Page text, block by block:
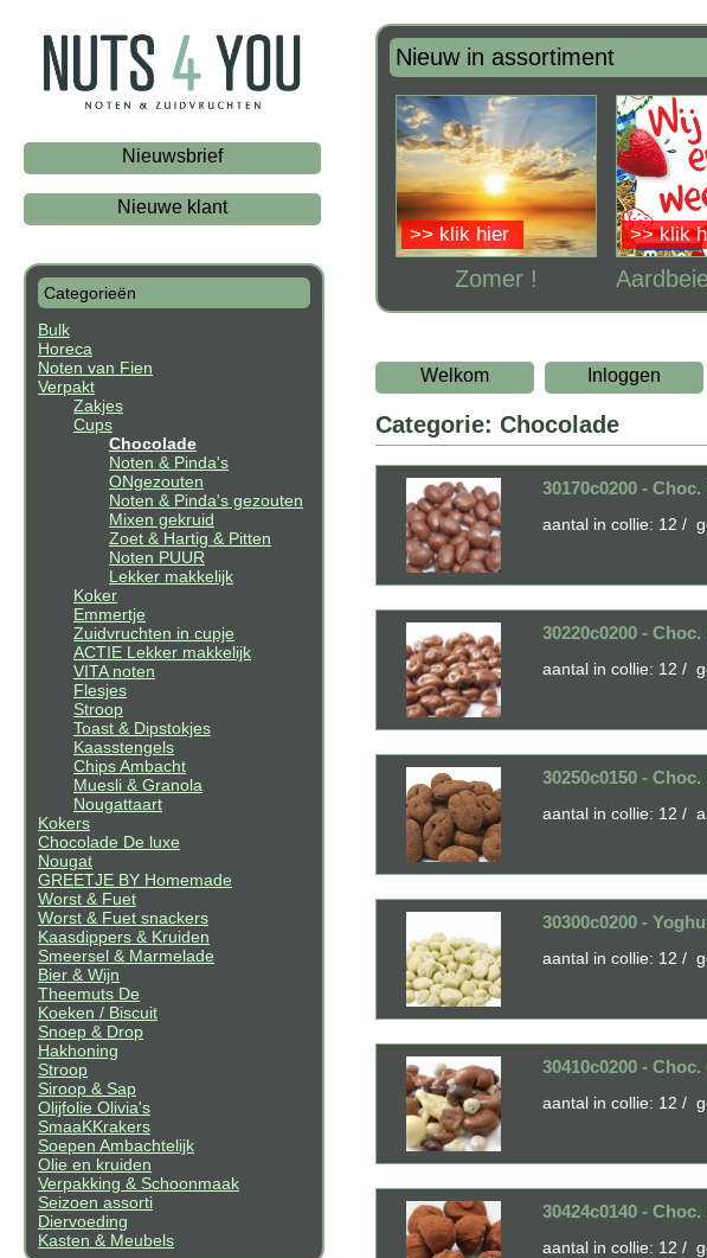
Nieuwsbrief
Nieuwe klant
Categorieën
Bulk
Horeca
Noten van Fien
Verpakt
Zakjes
Cups
Chocolade
Noten & Pinda's
ONgezouten
Noten & Pinda's gezouten
Mixen gekruid
Zoet & Hartig & Pitten
Noten PUUR
Lekker makkelijk
Koker
Emmertje
Zuidvruchten in cupje
ACTIE Lekker makkelijk
VITA noten
Flesjes
Stroop
Toast & Dipstokjes
Kaasstengels
Chips Ambacht
Muesli & Granola
Nougattaart
Kokers
Chocolade De luxe
Nougat
GREETJE BY Homemade
Worst & Fuet
Worst & Fuet snackers
Kaasdippers & Kruiden
Smeersel & Marmelade
Bier & Wijn
Theemuts De
Koeken / Biscuit
Snoep & Drop
Hakhoning
Stroop
Siroop & Sap
Olijfolie Olivia's
SmaaKKrakers
Soepen Ambachtelijk
Olie en kruiden
Verpakking & Schoonmaak
Seizoen assorti
Diervoeding
Kasten & Meubels
Nieuw in assortiment
Zomer !
>> klik hier >> klik
Welkom Inloggen
Categorie: Chocolade
30170c0200 -
aantal in collie: 12 /
30220c0200 -
aantal in collie: 12 /
30250c0150 -
aantal in collie: 12 /
30300c0200 -
aantal in collie: 12 /
30410c0200 -
aantal in collie: 12 /
30424c0140 -
aantal in collie: 12 /